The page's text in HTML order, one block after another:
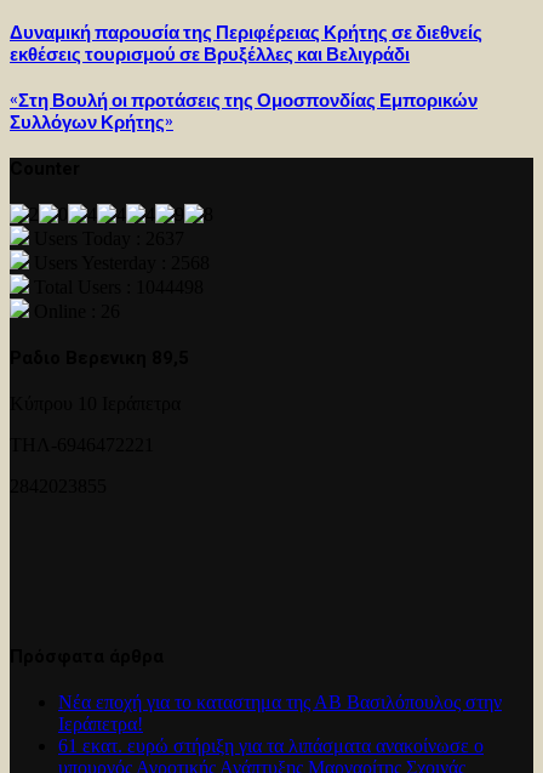
Δυναμική παρουσία της Περιφέρειας Κρήτης σε διεθνείς
εκθέσεις τουρισμού σε Βρυξέλλες και Βελιγράδι
«Στη Βουλή οι προτάσεις της Ομοσπονδίας Εμπορικών
Συλλόγων Κρήτης»
Νέα εποχή για το καταστημα της ΑΒ Βασιλόπουλος στην
Ιεράπετρα!
61 εκατ. ευρώ στήριξη για τα λιπάσματα ανακοίνωσε ο
υπουργός Αγροτικής Ανάπτυξης Μαργαρίτης Σχοινάς